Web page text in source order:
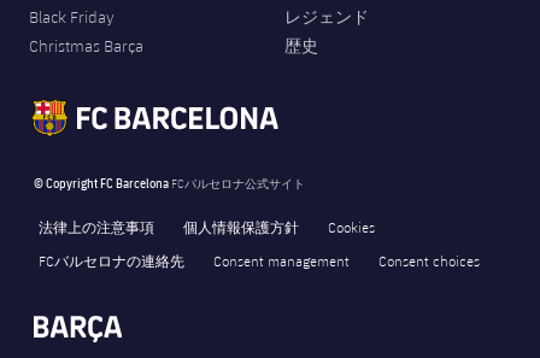
Black Friday
Christmas Barça
レジェンド
歴史
© Copyright FC Barcelona FCバルセロナ公式サイト
法律上の注意事項 個人情報保護方針
Cookies
FCバルセロナの連絡先
Consent management Consent choices